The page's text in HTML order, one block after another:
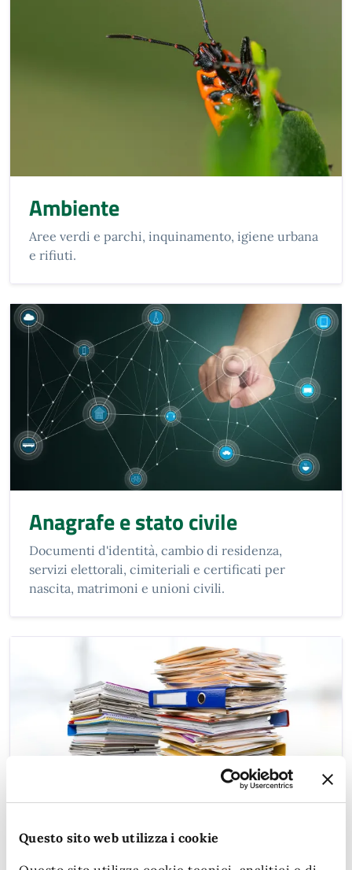
Questo sito web utilizza i cookie
Ambiente
Aree verdi e parchi, inquinamento, igiene urbana
e rifiuti.
Anagrafe e stato civile
Documenti d'identità, cambio di residenza,
servizi elettorali, cimiteriali e certificati per
nascita, matrimoni e unioni civili.
Appalti pubblici